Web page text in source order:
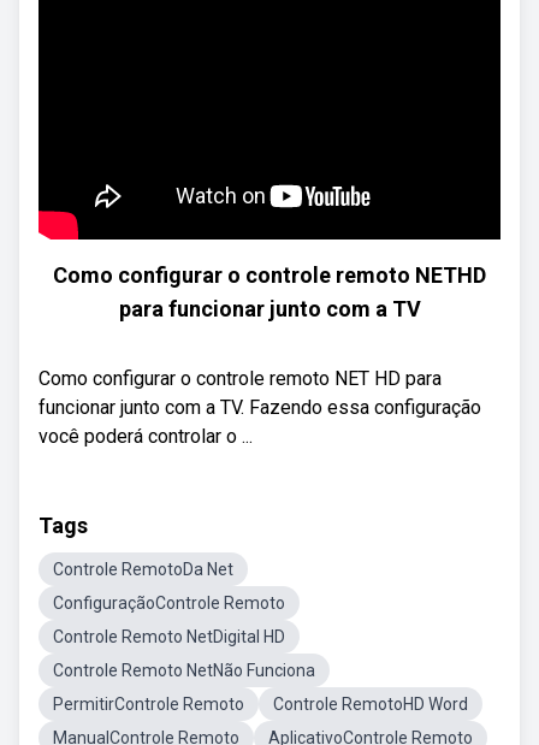
Como configurar o controle remoto NETHD
para funcionar junto com a TV
Como configurar o controle remoto NET HD para
funcionar junto com a TV. Fazendo essa configuração
você poderá controlar o ...
Tags
Controle RemotoDa Net
ConfiguraçãoControle Remoto
Controle Remoto NetDigital HD
Controle Remoto NetNão Funciona
PermitirControle Remoto
Controle RemotoHD Word
ManualControle Remoto
AplicativoControle Remoto